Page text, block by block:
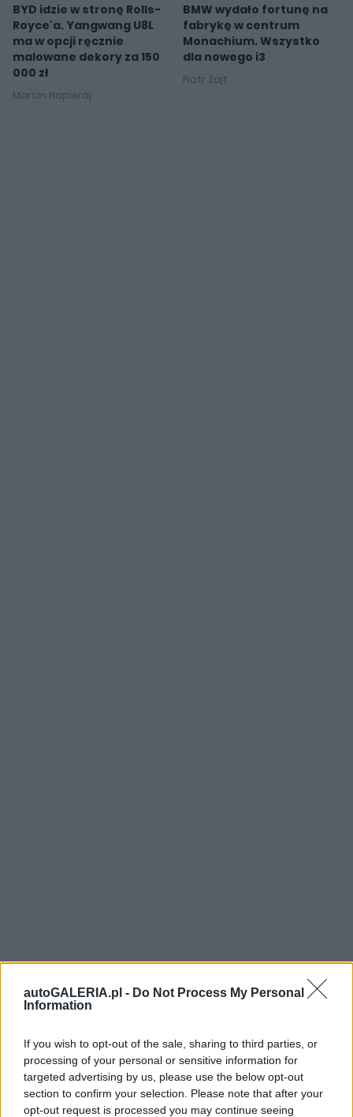
autoGALERIA.pl - Do Not Process My Personal
Information
If you wish to opt-out of the sale, sharing to third parties, or
processing of your personal or sensitive information for
targeted advertising by us, please use the below opt-out
section to confirm your selection. Please note that after your
opt-out request is processed you may continue seeing
BYD idzie w stronę Rolls-
Royce'a. Yangwang U8L
ma w opcji ręcznie
malowane dekory za 150
000 zł
Marcin Napieraj
BMW wydało fortunę na
fabrykę w centrum
Monachium. Wszystko
dla nowego i3
Piotr Zajt